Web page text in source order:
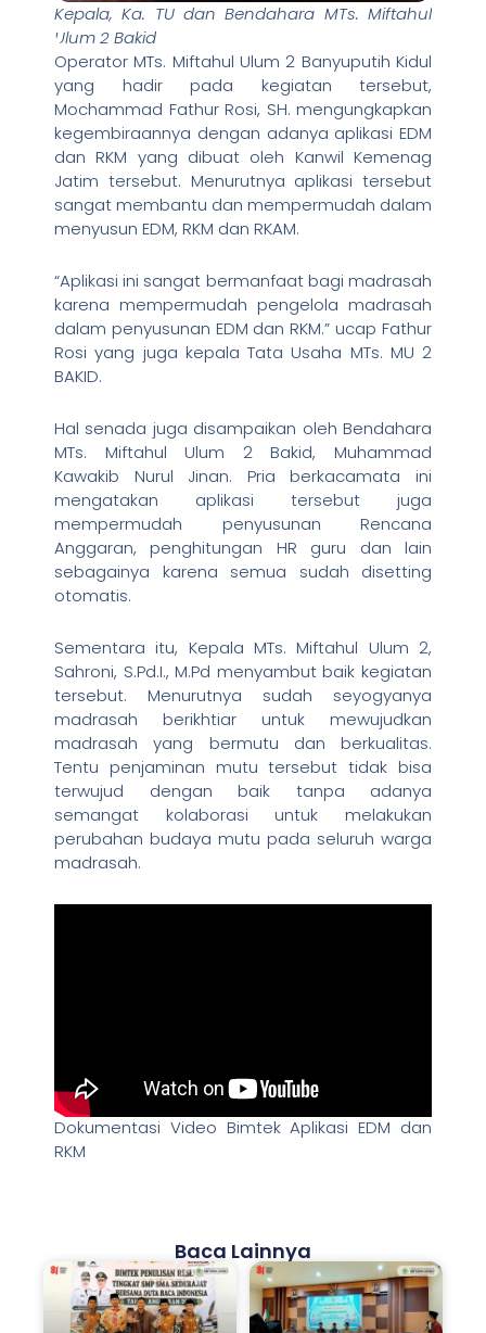
Kepala, Ka. TU dan Bendahara MTs. Miftahul
Ulum 2 Bakid
Operator MTs. Miftahul Ulum 2 Banyuputih Kidul
yang hadir pada kegiatan tersebut,
Mochammad Fathur Rosi, SH. mengungkapkan
kegembiraannya dengan adanya aplikasi EDM
dan RKM yang dibuat oleh Kanwil Kemenag
Jatim tersebut. Menurutnya aplikasi tersebut
sangat membantu dan mempermudah dalam
menyusun EDM, RKM dan RKAM.
“Aplikasi ini sangat bermanfaat bagi madrasah
karena mempermudah pengelola madrasah
dalam penyusunan EDM dan RKM.” ucap Fathur
Rosi yang juga kepala Tata Usaha MTs. MU 2
BAKID.
Hal senada juga disampaikan oleh Bendahara
MTs. Miftahul Ulum 2 Bakid, Muhammad
Kawakib Nurul Jinan. Pria berkacamata ini
mengatakan aplikasi tersebut juga
mempermudah penyusunan Rencana
Anggaran, penghitungan HR guru dan lain
sebagainya karena semua sudah disetting
otomatis.
Sementara itu, Kepala MTs. Miftahul Ulum 2,
Sahroni, S.Pd.I., M.Pd menyambut baik kegiatan
tersebut. Menurutnya sudah seyogyanya
madrasah berikhtiar untuk mewujudkan
madrasah yang bermutu dan berkualitas.
Tentu penjaminan mutu tersebut tidak bisa
terwujud dengan baik tanpa adanya
semangat kolaborasi untuk melakukan
perubahan budaya mutu pada seluruh warga
madrasah.
Dokumentasi Video Bimtek Aplikasi EDM dan
RKM
Baca Lainnya